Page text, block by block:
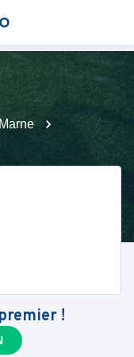
Marne
!